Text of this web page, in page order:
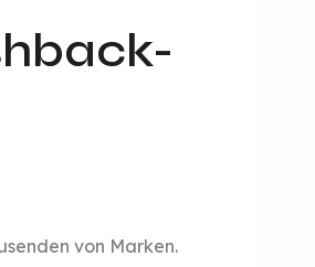
von Marken.